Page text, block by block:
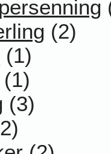
(2)
(1)
(1)
(3)